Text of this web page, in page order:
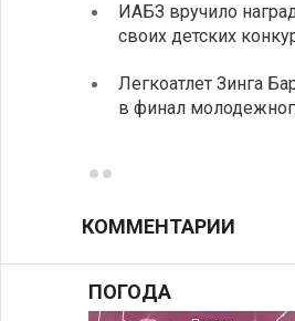
ИАБЗ вручило
своих детских
Легкоатлет Зинга
в финал
КОММЕНТАРИИ
ПОГОДА